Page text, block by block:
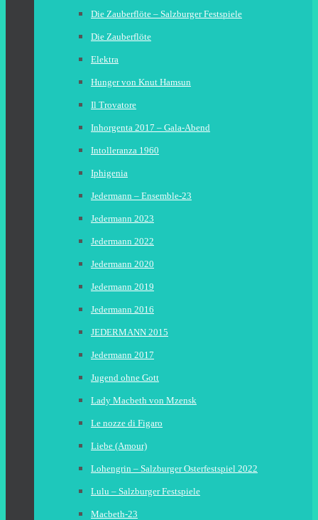
Die Zauberflöte – Salzburger Festspiele
Die Zauberflöte
Elektra
Hunger von Knut Hamsun
Il Trovatore
Inhorgenta 2017 – Gala-Abend
Intolleranza 1960
Iphigenia
Jedermann – Ensemble-23
Jedermann 2023
Jedermann 2022
Jedermann 2020
Jedermann 2019
Jedermann 2016
JEDERMANN 2015
Jedermann 2017
Jugend ohne Gott
Lady Macbeth von Mzensk
Le nozze di Figaro
Liebe (Amour)
Lohengrin – Salzburger Osterfestspiel 2022
Lulu – Salzburger Festspiele
Macbeth-23